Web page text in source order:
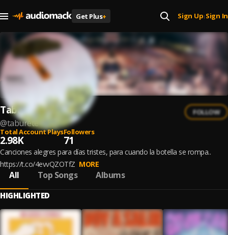
Get Plus+ Sign Up| Sign In
Taburete
@taburete
FOLLOW
Total Account Plays
2.98K
Followers
71
Canciones alegres para días tristes, para cuando la botella se rompa..
https://t.co/4evvQZOTfZ MORE
All Top Songs Albums
HIGHLIGHTED